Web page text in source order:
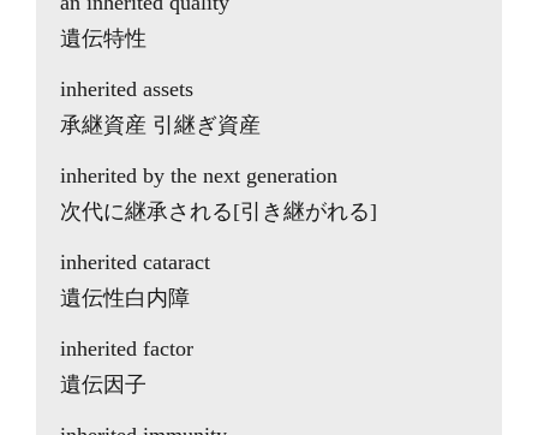
遺伝特性
inherited assets
承継資産 引継ぎ資産
inherited by the next generation
次代に継承される[引き継がれる]
inherited cataract
遺伝性白内障
inherited factor
遺伝因子